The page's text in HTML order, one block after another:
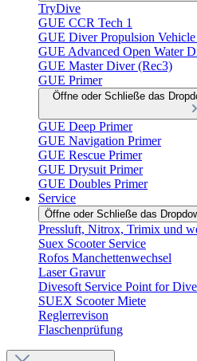
TryDive
GUE CCR Tech 1
GUE Diver Propulsion
GUE Advanced Open Water
GUE Master Diver (Rec3)
GUE Primer
Öffne oder Schließe das
GUE Deep Primer
GUE Navigation Primer
GUE Rescue Primer
GUE Drysuit Primer
GUE Doubles Primer
Service
Öffne oder Schließe das
Pressluft, Nitrox, Trimix und
Suex Scooter Service
Rofos Manchettenwechsel
Laser Gravur
Divesoft Service Point for
SUEX Scooter Miete
Reglerrevison
Flaschenprüfung